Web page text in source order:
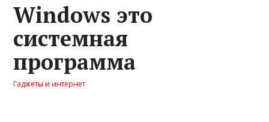
Windows это
системная
программа
Гаджеты и интернет